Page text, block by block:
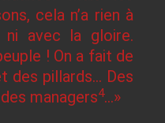
cela n’a rien à
avec la gloire.
! On a fait de
des pillards… Des
managers4…»